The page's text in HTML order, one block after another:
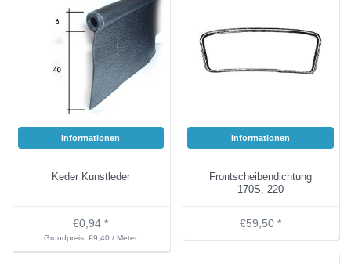
Informationen
Keder Kunstleder
€0,94 *
Grundpreis: €9,40 / Meter
Informationen
Frontscheibendichtung
170S, 220
€59,50 *